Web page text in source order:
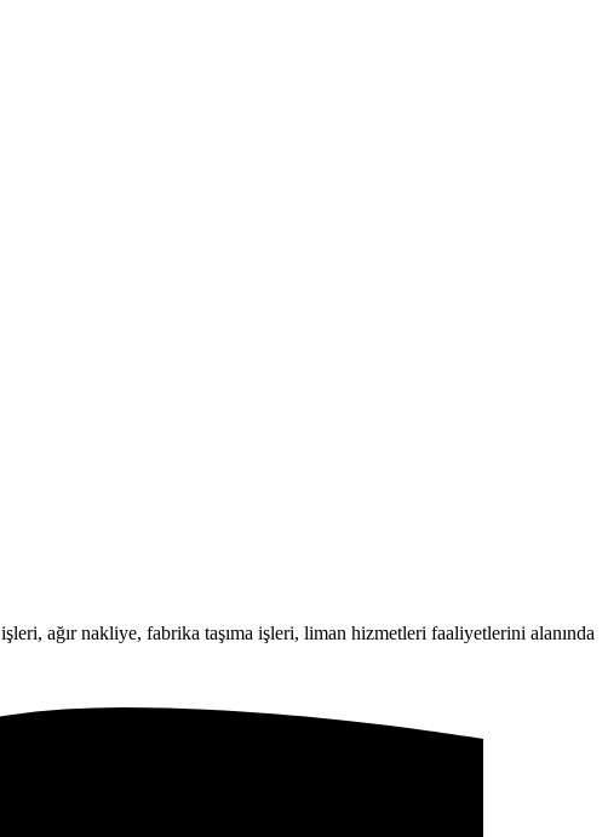
ağır nakliye, fabrika taşıma işleri, liman hizmetleri faaliyetlerini alanında